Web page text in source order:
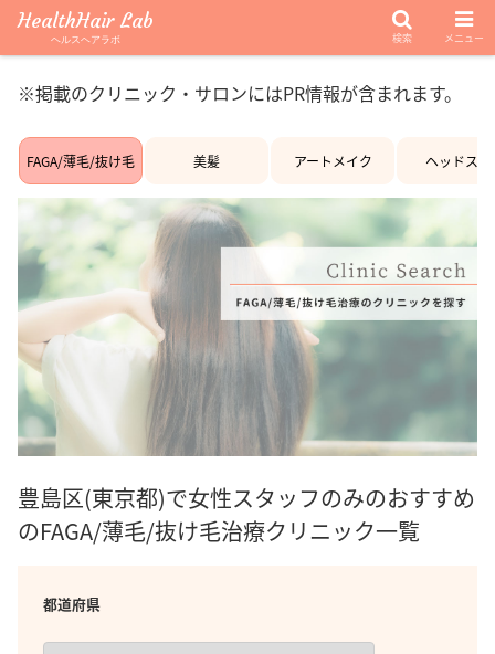
※掲載のクリニック・サロンにはPR情報が含まれます。
FAGA/薄毛/抜け毛 美髪 アートメイク ヘッドスパ
豊島区(東京都)で女性スタッフのみのおすすめ
のFAGA/薄毛/抜け毛治療クリニック一覧
都道府県
HealthHair Lab
ヘルスヘアラボ 検索 メニュー